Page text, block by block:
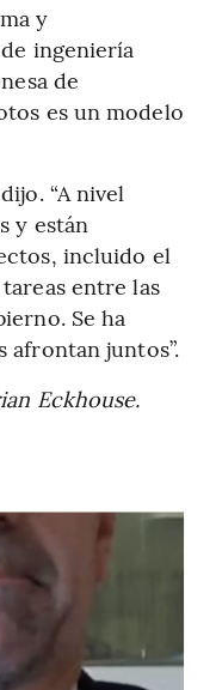
y
ingeniería
de
es un modelo
“A nivel
y están
incluido el
entre las
Se ha
juntos”.
Eckhouse.